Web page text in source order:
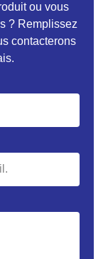
ou vous
? Remplissez
contacterons